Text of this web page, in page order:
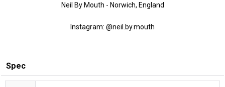
Neil By Mouth - Norwich, England
Instagram: @neil.by.mouth
Spec